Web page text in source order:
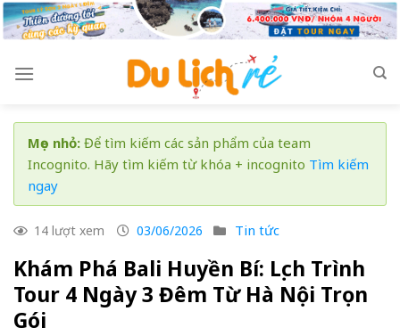
Skip
to
Mẹo nhỏ: Để tìm kiếm các sản phẩm của team
Incognito. Hãy tìm kiếm từ khóa + incognito Tìm kiếm
ngay
14 lượt xem 03/06/2026 Tin tức
Khám Phá Bali Huyền Bí: Lịch Trình
Tour 4 Ngày 3 Đêm Từ Hà Nội Trọn
Gói